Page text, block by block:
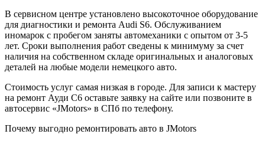
В сервисном центре установлено высокоточное оборудование
для диагностики и ремонта Audi S6. Обслуживанием
иномарок с пробегом заняты автомеханики с опытом от 3-5
лет. Сроки выполнения работ сведены к минимуму за счет
наличия на собственном складе оригинальных и аналоговых
деталей на любые модели немецкого авто.
Стоимость услуг самая низкая в городе. Для записи к мастеру
на ремонт Ауди С6 оставьте заявку на сайте или позвоните в
автосервис «JMotors» в СПб по телефону.
Почему выгодно ремонтировать авто в JMotors